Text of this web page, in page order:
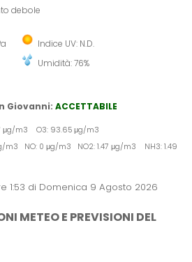
debole
Indice UV: N.D.
Umidità: 76%
Giovanni: ACCETTABILE
μg/m3 O3: 93.65 μg/m3
m3 NO: 0 μg/m3 NO2: 1.47 μg/m3 NH3: 1.49
1:53 di Domenica 9 Agosto 2026
METEO E PREVISIONI DEL